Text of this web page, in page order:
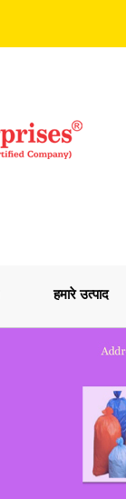
हमारे उत्पाद